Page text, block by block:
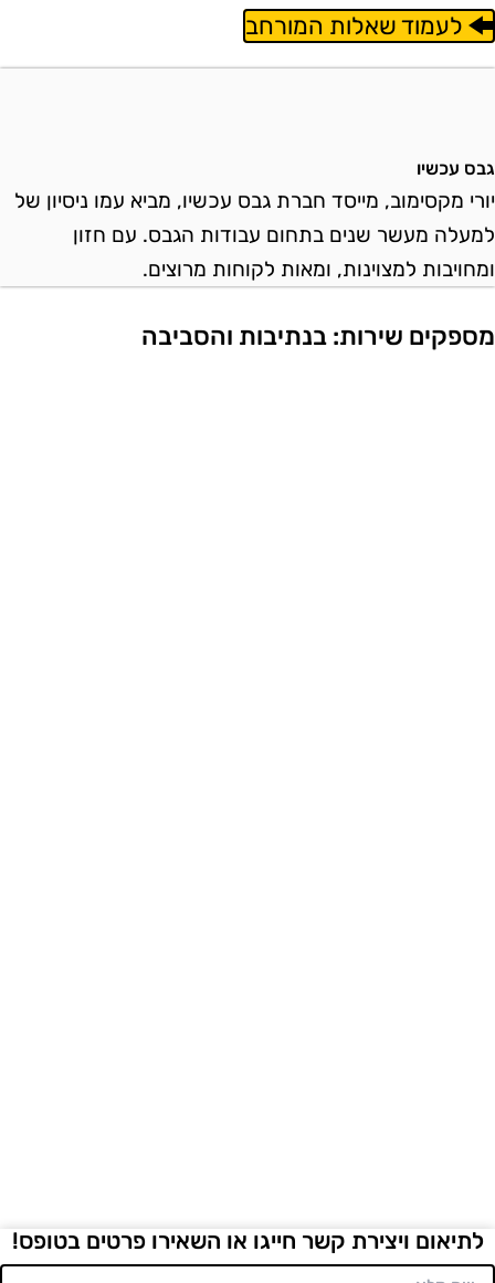
לעמוד שאלות המורחב
עכשיו
מקסימוב, מייסד חברת גבס עכשיו, מביא עמו ניסיון של
מעשר שנים בתחום עבודות הגבס. עם חזון
למצוינות, ומאות לקוחות מרוצים.
שירות: בנתיבות והסביבה
לתיאום ויצירת קשר חייגו או השאירו פרטים בטופס!